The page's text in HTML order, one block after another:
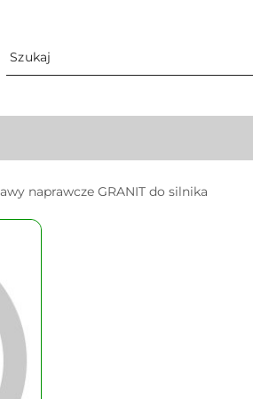
naprawcze GRANIT do silnika